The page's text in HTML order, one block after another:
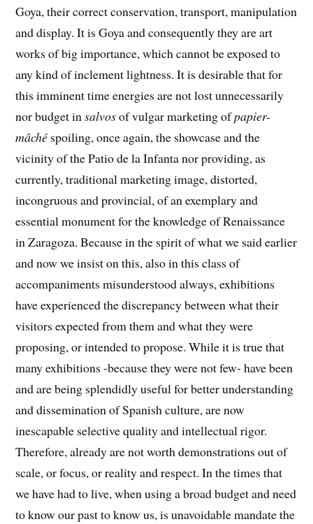
Goya, their correct conservation, transport, manipulation
and display. It is Goya and consequently they are art
works of big importance, which cannot be exposed to
any kind of inclement lightness. It is desirable that for
this imminent time energies are not lost unnecessarily
nor budget insalvosof vulgar marketing ofpapier-
mâché spoiling, once again, the showcase and the
vicinity of the Patio de la Infanta nor providing, as
currently, traditional marketing image, distorted,
incongruous and provincial, of an exemplary and
essential monument for the knowledge of Renaissance
in Zaragoza. Because in the spirit of what we said earlier
and now we insist on this, also in this class of
accompaniments misunderstood always, exhibitions
have experienced the discrepancy between what their
visitors expected from them and what they were
proposing, or intended to propose. While it is true that
many exhibitions -because they were not few- have been
and are being splendidly useful for better understanding
and dissemination of Spanish culture, are now
inescapable selective quality and intellectual rigor.
Therefore, already are not worth demonstrations out of
scale, or focus, or reality and respect. In the times that
we have had to live, when using a broad budget and need
to know our past to know us, is unavoidable mandate the